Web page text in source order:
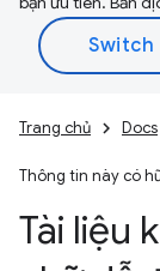
Trang chủ Docs
Thông tin này có
Tài liệu